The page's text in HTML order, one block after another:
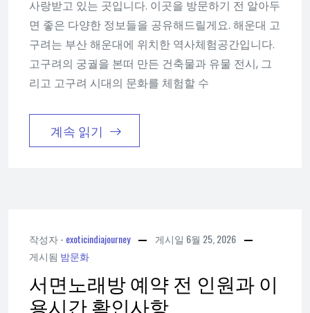
사랑받고 있는 곳입니다. 이곳을 방문하기 전 알아두
면 좋은 다양한 정보들을 공유해드릴게요. 해운대 고
구려는 부산 해운대에 위치한 역사체험공간입니다.
고구려의 궁궐을 본떠 만든 건축물과 유물 전시, 그
리고 고구려 시대의 문화를 체험할 수
계속 읽기
작성자 - exoticindiajourney 게시일 6월 25, 2026
게시됨 밤문화
서면노래방 예약 전 인원과 이
용시간 확인사항